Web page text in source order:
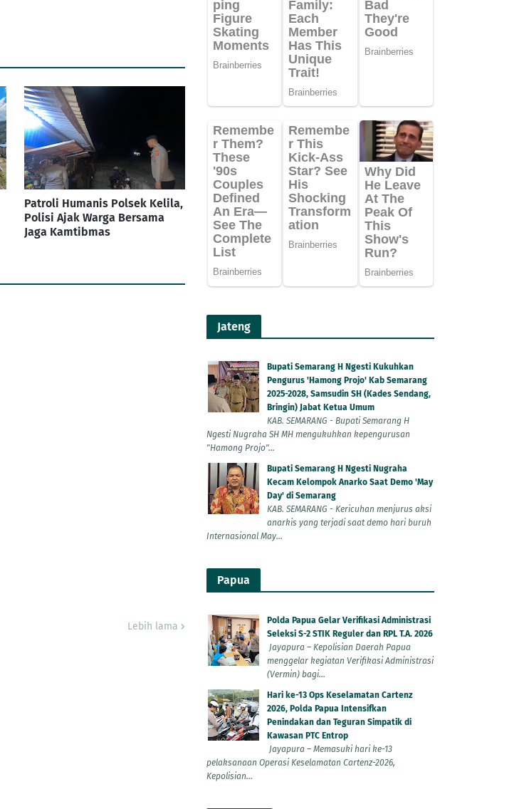
Patroli Humanis Polsek Kelila,
Polisi Ajak Warga Bersama
Jaga Kamtibmas
Lebih lama
Jateng
Bupati Semarang H Ngesti Kukuhkan
Pengurus 'Hamong Projo' Kab Semarang
2025-2028, Samsudin SH (Kades Sendang,
Bringin) Jabat Ketua Umum
KAB. SEMARANG - Bupati Semarang H
Ngesti Nugraha SH MH mengukuhkan kepengurusan
"Hamong Projo"...
Bupati Semarang H Ngesti Nugraha
Kecam Kelompok Anarko Saat Demo 'May
Day' di Semarang
KAB. SEMARANG - Kericuhan menjurus aksi
anarkis yang terjadi saat demo hari buruh
Internasional May...
Papua
Polda Papua Gelar Verifikasi Administrasi
Seleksi S-2 STIK Reguler dan RPL T.A. 2026
Jayapura – Kepolisian Daerah Papua
menggelar kegiatan Verifikasi Administrasi
(Vermin) bagi...
Hari ke-13 Ops Keselamatan Cartenz
2026, Polda Papua Intensifkan
Penindakan dan Teguran Simpatik di
Kawasan PTC Entrop
Jayapura – Memasuki hari ke-13
pelaksanaan Operasi Keselamatan Cartenz-2026,
Kepolisian...